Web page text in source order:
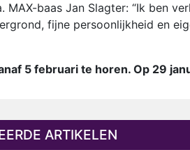
MAX-baas Jan Slagter: “Ik ben
fijne persoonlijkheid en
5 februari te horen. Op 29
ARTIKELEN